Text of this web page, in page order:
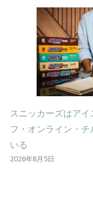
スニッカーズはア
フ・オンライン・
いる
2026年8月5日